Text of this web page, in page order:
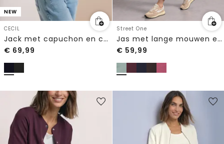
NEW
CECIL
Jack met capuchon en contrasterende details
€ 69,99
Street One
Jas met lange mouwen en een korter model
€ 59,99